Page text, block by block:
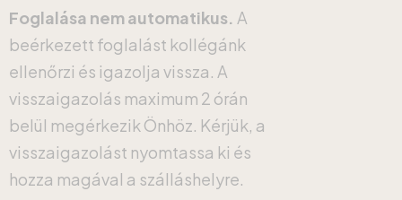
Foglalása nem automatikus. A
beérkezett foglalást kollégánk
ellenőrzi és igazolja vissza. A
visszaigazolás maximum 2 órán
belül megérkezik Önhöz. Kérjük, a
visszaigazolást nyomtassa ki és
hozza magával a szálláshelyre.